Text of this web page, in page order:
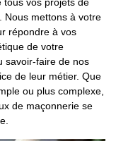
Nous mettons à votre
répondre à vos
de votre
savoir-faire de nos
de leur métier. Que
ou plus complexe,
de maçonnerie se